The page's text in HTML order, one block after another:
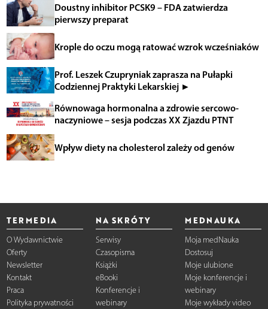
Doustny inhibitor PCSK9 – FDA zatwierdza
pierwszy preparat
Krople do oczu mogą ratować wzrok wcześniaków
Prof. Leszek Czupryniak zaprasza na Pułapki
Codziennej Praktyki Lekarskiej ►
Równowaga hormonalna a zdrowie sercowo-
naczyniowe – sesja podczas XX Zjazdu PTNT
Wpływ diety na cholesterol zależy od genów
TERMEDIA
O Wydawnictwie
Oferty
Newsletter
Kontakt
Praca
Polityka prywatności
NA SKRÓTY
Serwisy
Czasopisma
Książki
eBooki
Konferencje i
webinary
MEDNAUKA
Moja medNauka
Dostosuj
Moje ulubione
Moje konferencje i
webinary
Moje wykłady video